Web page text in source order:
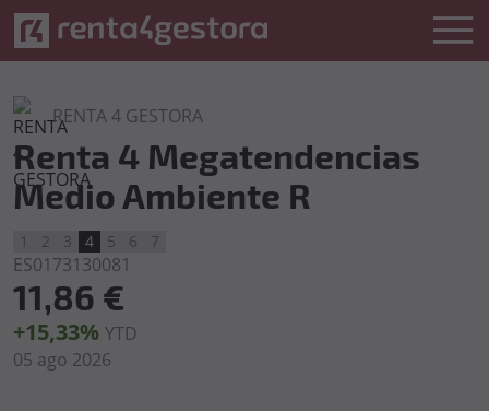
RENTA 4 GESTORA
Renta 4 Megatendencias
Medio Ambiente R
1 2 3 4 5 6 7
ES0173130081
11,86 €
+15,33% YTD
05 ago 2026